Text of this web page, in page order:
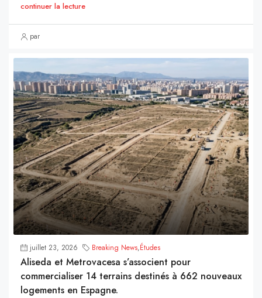
continuer la lecture
par
juillet 23, 2026 Breaking News,Études
Aliseda et Metrovacesa s’associent pour
commercialiser 14 terrains destinés à 662 nouveaux
logements en Espagne.